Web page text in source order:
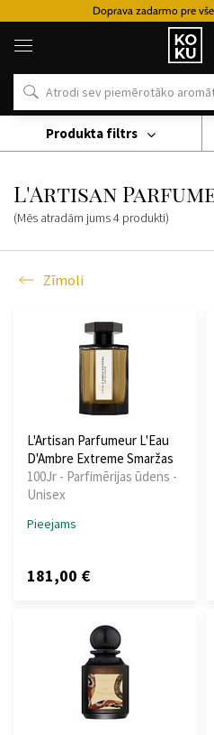
Doprava zadarmo pre
Oriģinālie
un
pulksteņi
vietā
Zīmoli
L'Artisan Parfumeur
L'Artisan
(Mēs atradām jums4 produkti)
Zīmoli
Produkta filtrs
L'Artisan Parfumeur L'Eau
D'Ambre Extreme Smaržas
100Jr - Parfimērijas ūdens -
Unisex
Pieejams
181,00 €